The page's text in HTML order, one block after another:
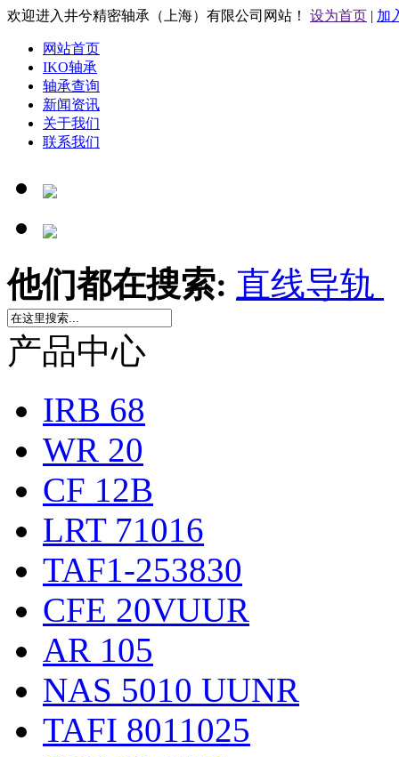
欢迎进入井兮精密轴承（上海）有限公司网站！ 设为首页 | 加
网站首页
IKO轴承
轴承查询
新闻资讯
关于我们
联系我们
他们都在搜索: 直线导轨
产品中心
IRB 68
WR 20
CF 12B
LRT 71016
TAF1-253830
CFE 20VUUR
AR 105
NAS 5010 UUNR
TAFI 8011025